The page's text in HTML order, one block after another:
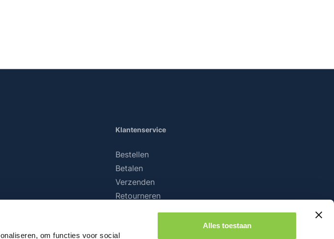
om functies voor social
Alles toestaan
Klantenservice
Bestellen
Betalen
Verzenden
Retourneren